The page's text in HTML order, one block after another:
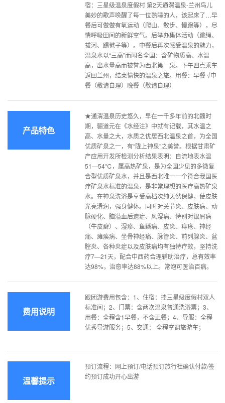
宿：三星级温泉度假村 第2天通渭温泉-兰州鸟儿
美妙的歌声唤醒了每一位熟睡的人，该起床了…早
餐后可做做有氧运动（爬山、散步、慢跑等），尽
情呼吸田间的新鲜空气。后举办集体活动（跳绳、
拔河、踢毽子等）。中餐后再次感受温泉的魅力，
温泉水以“三高”而闻名全国：含矿物质高、水温
高，出水量高而被誉为西北第一泉。下午四点乘车
返回兰州，结束愉快的温泉之旅。用餐：早餐 √中
餐（敬请自理）晚餐（敬请自理）
产品特色
★通渭温泉历史悠久，早在一千多年前的北魏时
期，骊道元在《水经注》中就有记载，其水温之
高、水量之大，水质之优居西北温泉之首，为全国
优质矿泉之一，有“陇上神泉”之美誉。根据甘肃矿
产应用开发所检测分析结果表明：自流地表水温
51—54℃，属高热矿泉，是为全国少见的多微复
合型优质矿泉水，并且是西北唯一一个符合我国医
疗矿泉水标准的温泉，是非常理想的医疗高热矿泉
水。在神泉洗浴是享受高档次纯天然保健，使皮肤
光亮滑润，强身健体。同时对关节炎、皮肤病、动
脉硬化、脑溢血后遗症、风湿病、特别对银屑病
（牛皮癣）、湿疹、鱼鳞病、皮炎、痔疮、神经
痛、瘫痪病、坐骨神经痛、脉管炎、前列腺炎、盆
腔炎、各种炎症以及皮肤病均有独特疗效，坚持洗
疗7—21天，配合中西药合理辅助治疗，总有效率
达98%，治愈率达88%以上。常泡可医治百病。
费用说明
跟团游费用包含：1、住宿：挂三星级度假村双人
标准间；2、门票：含两次温泉普通洗浴票；3、
用餐：全程含1早餐，不含正餐；4、导服：全程
优秀导游服务；5、交通： 全程空调旅游车；
温馨提示
预订流程：网上预订/电话预订旅行社确认付款/签
约预订成功开心出游